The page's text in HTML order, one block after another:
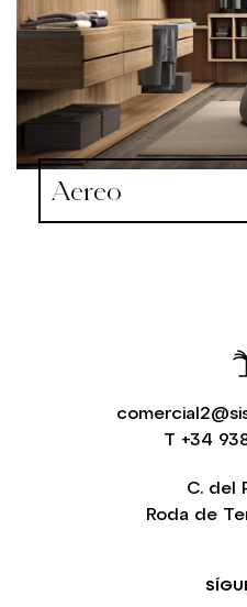
Aereo
T +34
C. del
Roda de